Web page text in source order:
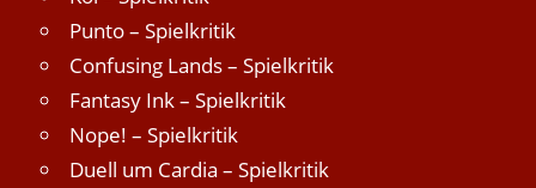
Punto – Spielkritik
Confusing Lands – Spielkritik
Fantasy Ink – Spielkritik
Nope! – Spielkritik
Duell um Cardia – Spielkritik